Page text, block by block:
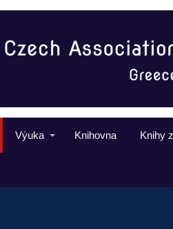
Výuka Knihovna Knihy